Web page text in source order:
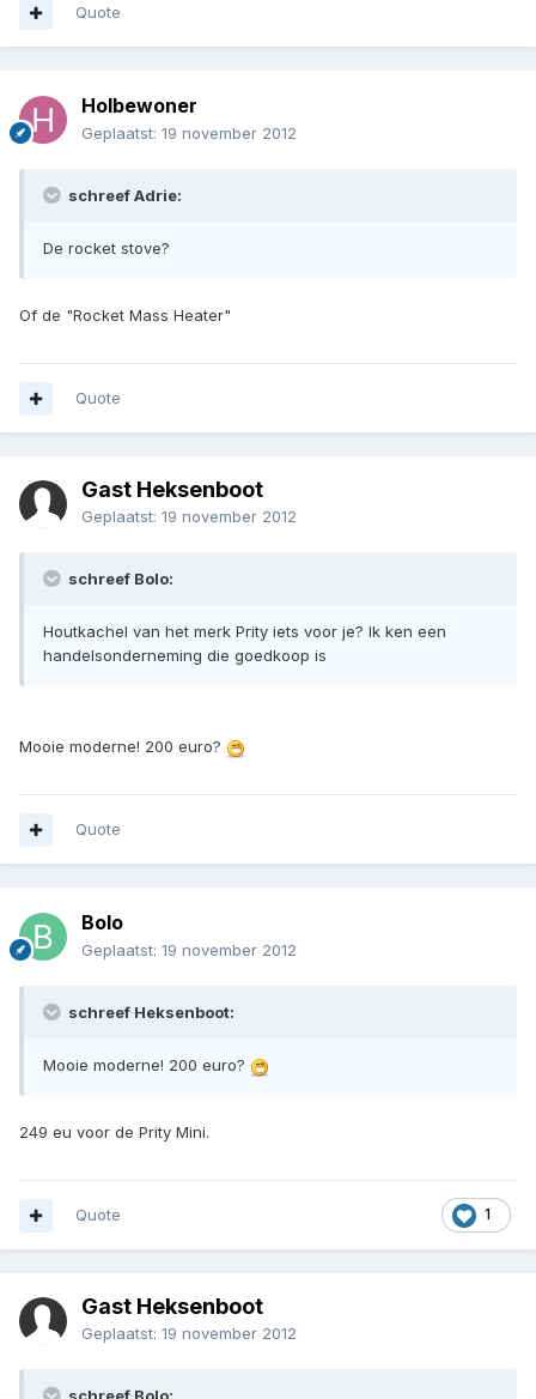
Quote
Holbewoner
Geplaatst: 19 november 2012
schreef Adrie:
De rocket stove?
Of de "Rocket Mass Heater"
Quote
Gast Heksenboot
Geplaatst: 19 november 2012
schreef Bolo:
Houtkachel van het merk Prity iets voor je? Ik ken een
handelsonderneming die goedkoop is
Mooie moderne! 200 euro?
Quote
Bolo
Geplaatst: 19 november 2012
schreef Heksenboot:
Mooie moderne! 200 euro?
249 eu voor de Prity Mini.
1
Quote
Gast Heksenboot
Geplaatst: 19 november 2012